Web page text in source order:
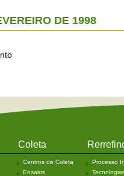
DE 1998
Coleta
Centros de Coleta
Ensaios
Processo